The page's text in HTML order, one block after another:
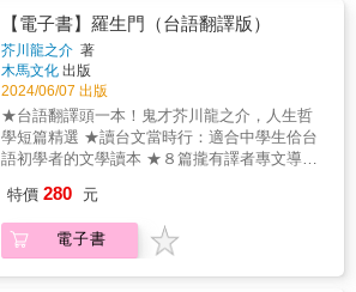
▍內容摘錄 ＃ 一次次建立關係，又總是一次次
親手摧毀，我之所以能夠這般肆無忌憚地放棄
關係，是因為有一個可以回去的地方，那就是
爸爸。擁有一雙湖泊般雙眼的爸爸，理所當然
般接納一切的爸爸，一直都在。可是，爸爸不
知把那雙湖泊般的眼睛遺落在何處了，正發出
冰冷的聲響。太麻煩了，拜託只讓我感到悲傷
就是爸爸、澄香和我三個人一起過活。周遭的
全沒有這樣想。會擅自斷定人可憐的，就是旁
人，因為沒有待在同一個場所的人才會說出這
種話。想要待在那個人附近，或是置身同一個
馳、三人圍在桌前的壽喜燒、夏日捕捉香魚的
小旅行&hellip;&hellip;一家人剩餘的日子靜謐溫
暖，卻也岌岌可危。 & 隨著季節更迭，爸爸的
模樣也愈來愈陌生&mdash;&mdash;身體開始
腫脹變形，臉上露出勉強的笑容，向她們道歉
的次數也增加&hellip;&hellip;這一切改變都讓春
野心生不安與困惑，自己到底該怎麼做，才能
做到「毫無保留地生活」&hellip;&hellip;？ &
明明沒有人做錯事，明明也可以更正面看待，
明明也可以純粹享受一切，明明也可以什麼都
不管地盡情大笑，明明也可以去感受一線希望
&mdash;&mdash;但我們卻不得不悲傷。連高
伊對「欲餓死？抑是欲做賊」的難題，無閣躊
躇矣⋯⋯掛意家己彼支長鼻仔的和尚；看輕查
某𡢃的讀冊人；想欲脫離地獄煞無慈悲心腸的
大賊頭；對未來茫茫渺渺的囡仔；做仙較輸做
人的杜子春；代誌亂操操捎無摠頭、毋知真相
到底是啥的「竹林內」⋯⋯芥川高山疊疊山，
小說幻海海底海&mdash;&mdash;善抑是惡，
孤孀或溫柔，字字句句帶思量。文體變化萬
千，各種人物都有，掠世相來雕琢，將社會的
絲〉、〈羅生門〉、〈竹林內〉、〈柑仔〉、
〈台車〉、〈淮山糜〉、〈杜子春〉總共８篇
故事。&⚫︎可另購有聲書「經典文學
【電子書】羅生門（台語翻譯版）
芥川龍之介 著
木馬文化 出版
2024/06/07 出版
★台語翻譯頭一本！鬼才芥川龍之介，人生哲
學短篇精選 ★讀台文當時行：適合中學生佮台
語初學者的文學讀本 ★８篇攏有譯者專文導
審定：鄭順聰 ★台文校對：董育儒 & 毋管是烏
暗，抑是光明，攏是人性。 上蓋重要的，就是
做一个正直的人。 & 落雨暝，衰敗稀微的京都
特價 280 元
電子書